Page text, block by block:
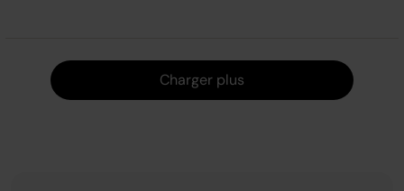
Charger plus